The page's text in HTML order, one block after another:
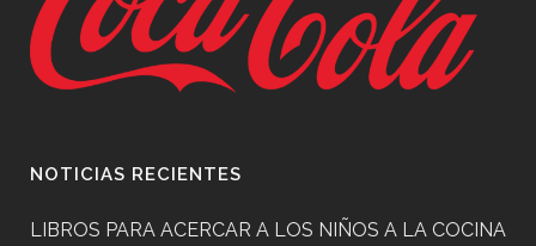
NOTICIAS RECIENTES
LIBROS PARA ACERCAR A LOS NIÑOS A LA COCINA